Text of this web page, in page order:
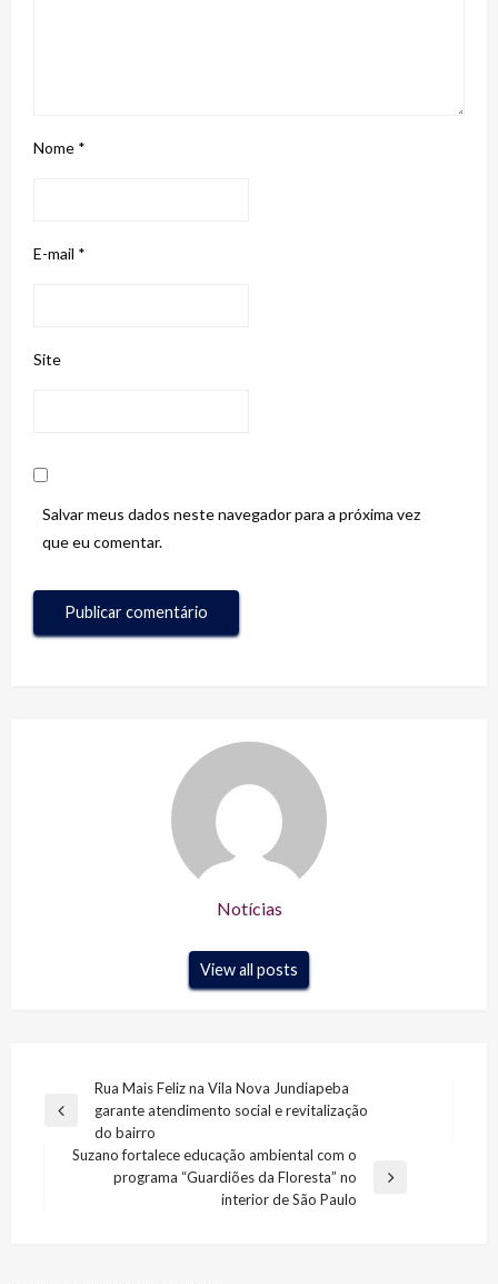
Nome *
E-mail *
Site
Salvar meus dados neste navegador para a próxima vez
que eu comentar.
Notícias
View all posts
Navegação
de
Post
Previous
Rua Mais Feliz na Vila Nova Jundiapeba
garante atendimento social e revitalização
do bairro
Suzano fortalece educação ambiental com o
programa “Guardiões da Floresta” no
interior de São Paulo